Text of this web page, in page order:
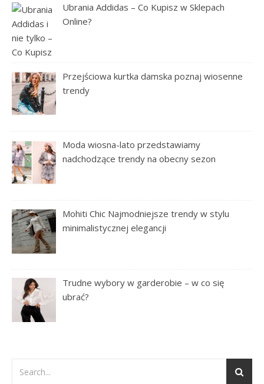
Ubrania Addidas – Co Kupisz w Sklepach
Online?
Przejściowa kurtka damska poznaj wiosenne
trendy
Moda wiosna-lato przedstawiamy
nadchodzące trendy na obecny sezon
Mohiti Chic Najmodniejsze trendy w stylu
minimalistycznej elegancji
Trudne wybory w garderobie – w co się
ubrać?